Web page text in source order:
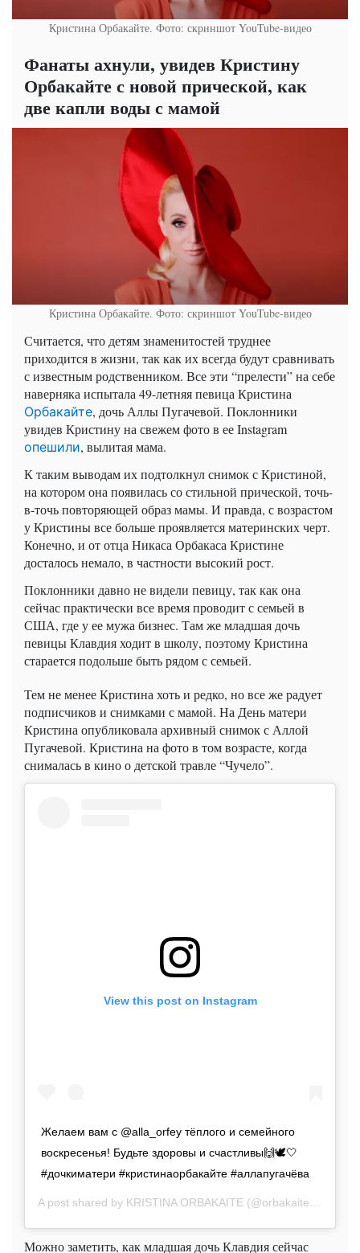
Кристина Орбакайте. Фото: скриншот YouTube-видео
Фанаты ахнули, увидев Кристину
Орбакайте с новой прической, как
две капли воды с мамой
Кристина Орбакайте. Фото: скриншот YouTube-видео
Считается, что детям знаменитостей труднее
приходится в жизни, так как их всегда будут сравнивать
с известным родственником. Все эти “прелести” на себе
наверняка испытала 49-летняя певица Кристина
Орбакайте, дочь Аллы Пугачевой. Поклонники
увидев Кристину на свежем фото в ееInstagram
опешили, вылитая мама.
К таким выводам их подтолкнул снимок с Кристиной,
на котором она появилась со стильной прической, точь-
в-точь повторяющей образ мамы. И правда, с возрастом
у Кристины все больше проявляется материнских черт.
Конечно, и от отца НикасаОрбакасаКристине
досталось немало, в частности высокий рост.
Поклонники давно не видели певицу, так как она
сейчас практически все время проводит с семьей в
США, где у ее мужа бизнес. Там же младшая дочь
певицы Клавдия ходит в школу, поэтому Кристина
старается подольше быть рядом с семьей.
Тем не менее Кристина хоть и редко, но все же радует
подписчиков и снимками с мамой. На День матери
Кристина опубликовала архивный снимок с Аллой
Пугачевой. Кристина на фото в том возрасте, когда
снималась в кино о детской травле “Чучело”.
View this post on Instagram
Желаем вам с @alla_orfey тёплого и семейного
воскресенья! Будьте здоровы и счастливы🙌🕊🤍
#дочкиматери #кристинаорбакайте #аллапугачёва
A post shared by KRISTINA ORBAKAITE (@orbakaite_k) on
Можно заметить, как младшая дочь Клавдия сейчас